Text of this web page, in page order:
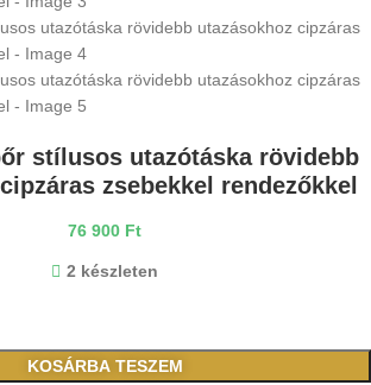
stílusos utazótáska rövidebb
zsebekkel rendezőkkel
76 900 Ft
2 készleten
KOSÁRBA TESZEM